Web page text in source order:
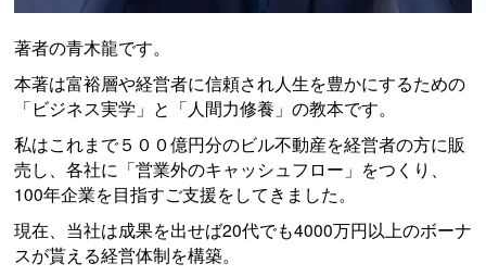
著者の青木龍です。
本著は富裕層や経営者に信頼され人生を豊かにするための
「ビジネス実学」と「人間力修養」の教本です。
私はこれまで５００億円分のビル不動産を経営者の方に販
売し、各社に「営業外のキャッシュフロー」をつくり、
100年企業を目指すご支援をしてきました。
現在、当社は成果を出せば20代でも4000万円以上のボーナ
スが貰える経営体制を構築。